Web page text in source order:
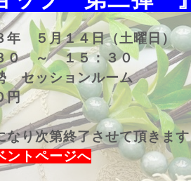
５月１４日（土曜日）
１５：３０
ッションルーム
円
第終了させて頂きます
ントページへ